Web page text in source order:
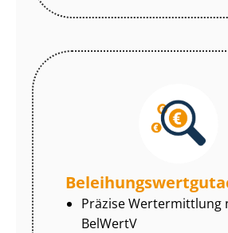
Präzise Wertermittlung
BelWertV